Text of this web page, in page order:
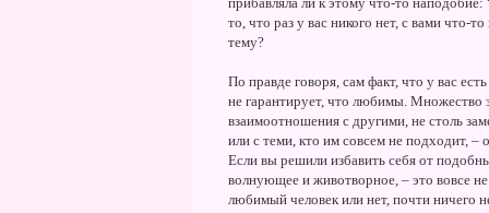
то, что раз у вас никого нет, с вами что-
тему?
По правде говоря, сам факт, что у вас
не гарантирует, что любимы. Множество
взаимоотношения с другими, не столь
или с теми, кто им совсем не подходит, –
Если вы решили избавить себя от
волнующее и животворное, – это вовсе не
любимый человек или нет, почти